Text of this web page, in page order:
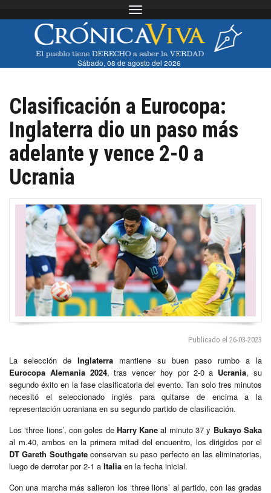
Toggle navigation
Sábado, 08 de agosto del 2026
Clasificación a Eurocopa:
Inglaterra dio un paso más
adelante y vence 2-0 a
Ucrania
Publicado el 26-03-2023
La selección de Inglaterra mantiene su buen paso rumbo a la
Eurocopa Alemania 2024, tras vencer hoy por 2-0 a Ucrania, su
segundo éxito en la fase clasificatoria del evento. Tan solo tres minutos
necesitó el seleccionado inglés para quitarse de encima a la
representación ucraniana en su segundo partido de clasificación.
Los ‘three lions’, con goles de Harry Kane al minuto 37 y Bukayo Saka
al m.40, ambos en la primera mitad del encuentro, los dirigidos por el
DT Gareth Southgateconservan su paso perfecto en las eliminatorias,
luego de derrotar por 2-1 a Italia en la fecha inicial.
Con una marcha más salieron los ‘three lions’ al partido, con las gradas